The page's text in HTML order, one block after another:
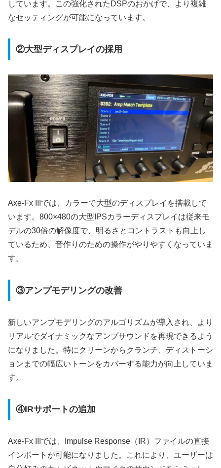
しています。この強化されたDSPのおかげで、より複雑
なセッティングが可能になっています。
②大型ディスプレイの採用
Axe-Fx IIIでは、カラーで大型のディスプレイを搭載して
います。800×480の大型IPSカラーディスプレイは従来モ
デルの30倍の解像度で、明るさとコントラストも向上し
ているため、音作りのための操作がやりやすくなっていま
す。
③アンプモデリングの改善
新しいアンプモデリングのアルゴリズムが導入され、より
リアルでダイナミックなアンプサウンドを再現できるよう
になりました。特にクリーンからクランチ、ディストーシ
ョンまでの幅広いトーンをカバーする能力が向上していま
す。
④IRサポートの追加
Axe-Fx IIIでは、Impulse Response（IR）ファイルの直接
インポートが可能になりました。これにより、ユーザーは